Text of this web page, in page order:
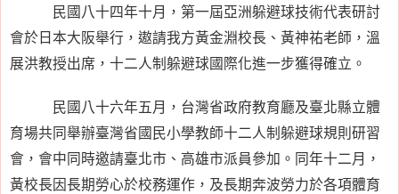
民國八十四年十月，第一屆亞洲躲避球技術代表研討
會於日本大阪舉行，遨請我方黃金淵校長、黃神祐老師，溫
展洪教授出席，十二人制躲避球國際化進一步獲得確立。
民國八十六年五月，台灣省政府教育廳及臺北縣立體
育場共同舉辦臺灣省國民小學教師十二人制躲避球規則研習
會，會中同時邀請臺北市、高雄市派員參加。同年十二月，
黃校長因長期勞心於校務運作，及長期奔波勞力於各項體育